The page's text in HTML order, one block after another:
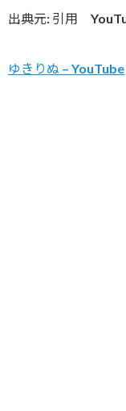
出典元: 引用
ゆきりぬ – YouTube